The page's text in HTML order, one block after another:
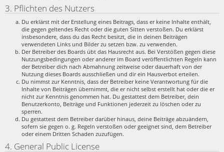
3. Pflichten des Nutzers
Du erklärst mit der Erstellung eines Beitrags, dass er keine Inhalte enthält,
die gegen geltendes Recht oder die guten Sitten verstoßen. Du erklärst
insbesondere, dass du das Recht besitzt, die in deinen Beiträgen
verwendeten Links und Bilder zu setzen bzw. zu verwenden.
Der Betreiber des Boards übt das Hausrecht aus. Bei Verstößen gegen diese
Nutzungsbedingungen oder anderer im Board veröffentlichten Regeln kann
der Betreiber dich nach Abmahnung zeitweise oder dauerhaft von der
Nutzung dieses Boards ausschließen und dir ein Hausverbot erteilen.
Du nimmst zur Kenntnis, dass der Betreiber keine Verantwortung für die
Inhalte von Beiträgen übernimmt, die er nicht selbst erstellt hat oder die er
nicht zur Kenntnis genommen hat. Du gestattest dem Betreiber, dein
Benutzerkonto, Beiträge und Funktionen jederzeit zu löschen oder zu
sperren.
Du gestattest dem Betreiber darüber hinaus, deine Beiträge abzuändern,
sofern sie gegen o. g. Regeln verstoßen oder geeignet sind, dem Betreiber
oder einem Dritten Schaden zuzufügen.
4. General Public License